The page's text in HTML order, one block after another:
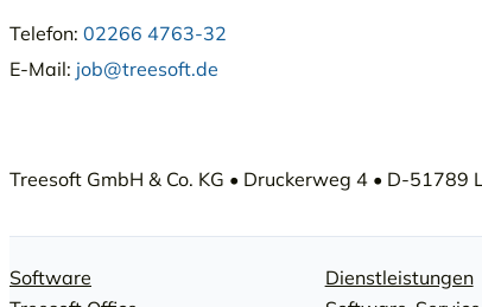
Telefon: 02266 4763-32
E-Mail: job@treesoft.de
Treesoft GmbH & Co. KG • Druckerweg 4 • D-
Software
Dienstleistungen